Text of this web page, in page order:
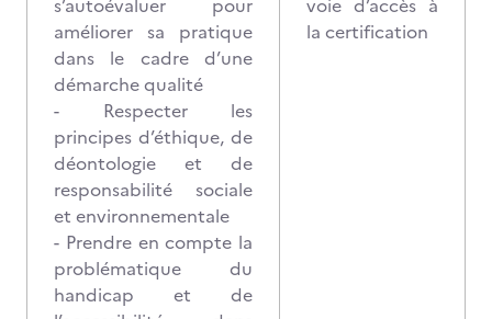
s’autoévaluer pour
améliorer sa pratique
dans le cadre d’une
démarche qualité
- Respecter les
principes d’éthique, de
déontologie et de
responsabilité sociale
et environnementale
- Prendre en compte la
problématique du
handicap et de
voie d’accès à
la certification